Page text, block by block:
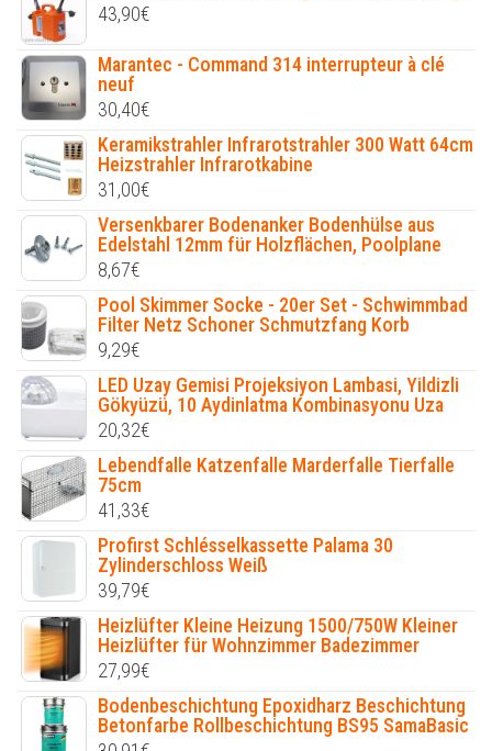
43,90€
Marantec - Command 314 interrupteur à clé
neuf
30,40€
Keramikstrahler Infrarotstrahler 300 Watt 64cm
Heizstrahler Infrarotkabine
31,00€
Versenkbarer Bodenanker Bodenhülse aus
Edelstahl 12mm für Holzflächen, Poolplane
8,67€
Pool Skimmer Socke - 20er Set - Schwimmbad
Filter Netz Schoner Schmutzfang Korb
9,29€
LED Uzay Gemisi Projeksiyon Lambasi, Yildizli
Gökyüzü, 10 Aydinlatma Kombinasyonu Uza
20,32€
Lebendfalle Katzenfalle Marderfalle Tierfalle
75cm
41,33€
Profirst Schlésselkassette Palama 30
Zylinderschloss Weiß
39,79€
Heizlüfter Kleine Heizung 1500/750W Kleiner
Heizlüfter für Wohnzimmer Badezimmer
27,99€
Bodenbeschichtung Epoxidharz Beschichtung
Betonfarbe Rollbeschichtung BS95 SamaBasic